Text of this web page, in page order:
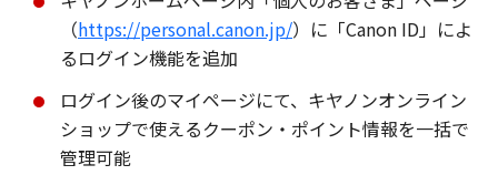
（https://personal.canon.jp/）に「Canon ID」によ
るログイン機能を追加
ログイン後のマイページにて、キヤノンオンライン
ショップで使えるクーポン・ポイント情報を一括で
管理可能